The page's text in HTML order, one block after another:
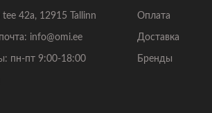
tee 42a, 12915 Tallinn
info@omi.ee
пн-пт 9:00-18:00
Оплата
Доставка
Бренды